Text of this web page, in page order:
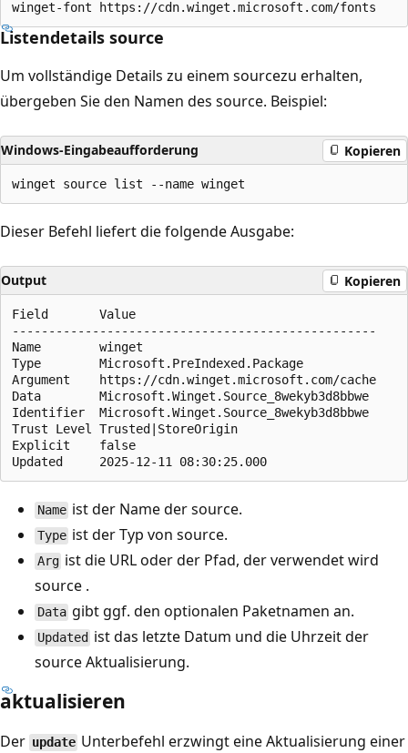
Listendetails source
Um vollständige Details zu einem sourcezu erhalten,
übergeben Sie den Namen des source. Beispiel:
Windows-Eingabeaufforderung Kopieren
Dieser Befehl liefert die folgende Ausgabe:
Output Kopieren
Field       Value
--------------------------------------------------
Name        winget
Type        Microsoft.PreIndexed.Package
Argument    https://cdn.winget.microsoft.com/cache
Data        Microsoft.Winget.Source_8wekyb3d8bbwe
Identifier  Microsoft.Winget.Source_8wekyb3d8bbwe
Trust Level Trusted|StoreOrigin
Explicit    false
Name ist der Name der source.
Type ist der Typ von source.
Arg ist die URL oder der Pfad, der verwendet wird
source .
Data gibt ggf. den optionalen Paketnamen an.
Updated ist das letzte Datum und die Uhrzeit der
source Aktualisierung.
aktualisieren
Der update Unterbefehl erzwingt eine Aktualisierung einer